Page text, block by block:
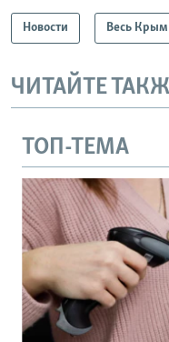
Новости Весь Крым
ЧИТАЙТЕ
ТОП-ТЕМА